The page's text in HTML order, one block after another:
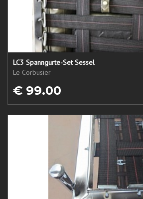
LC3 Spanngurte-Set Sessel
Le Corbusier
€ 99.00